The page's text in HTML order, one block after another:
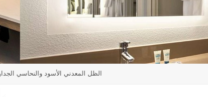
الظل المعدني الأسود والنحاسي